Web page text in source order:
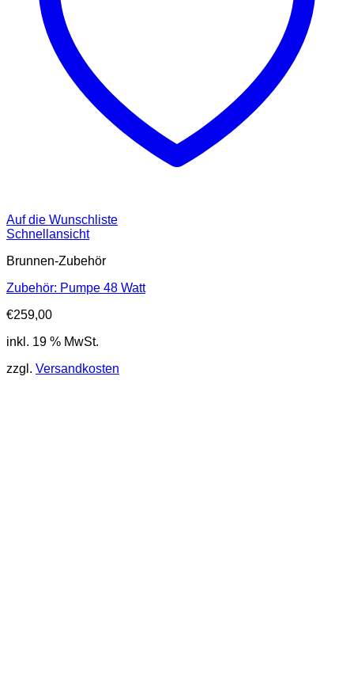
Auf die Wunschliste
Schnellansicht
Brunnen-Zubehör
Zubehör: Pumpe 48 Watt
€259,00
inkl. 19 % MwSt.
zzgl. Versandkosten